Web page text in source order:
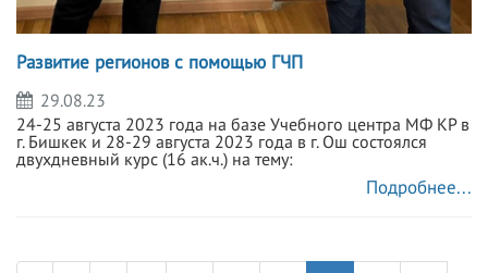
Развитие регионов с помощью ГЧП
29.08.23
24-25 августа 2023 года на базе Учебного центра МФ КР в
г. Бишкек и 28-29 августа 2023 года в г. Ош состоялся
двухдневный курс (16 ак.ч.) на тему:
Подробнее...